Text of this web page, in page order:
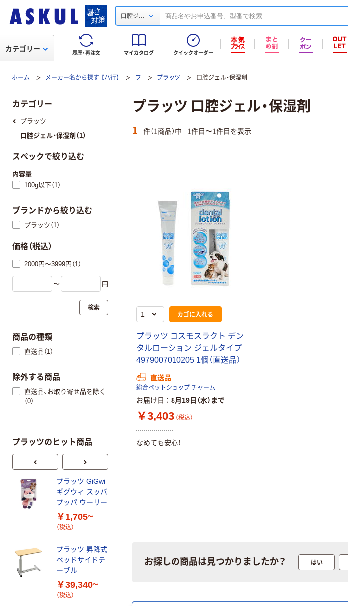
口腔ジ...
履歴・再注文 マイカタログ クイックオーダー
カテゴリー
ホーム メーカー名から探す-【ハ行】 フ プラッツ 口腔ジェル・保湿剤
プラッツ 口腔ジェル・保湿剤
1 件（1商品）中 1件目〜1件目を表示
カゴに入れる
プラッツ コスモスラクト デン
タルローション ジェルタイプ
4979007010205 1個（直送品）
直送品
総合ペットショップ チャーム
お届け日 8月19日（水）まで
￥3,403 （税込）
なめても安心！
お探しの商品は見つかりましたか？ はい
カテゴリー
プラッツ
口腔ジェル・保湿剤（1）
スペックで絞り込む
内容量
100g以下（1）
ブランドから絞り込む
プラッツ（1）
価格（税込）
2000円～3999円（1）
〜 円
検索
商品の種類
直送品（1）
除外する商品
直送品、お取り寄せ品を除く
（0）
プラッツのヒット商品
プラッツ GiGwi
ギグウィ スッパ
プッパ ウーリー
￥1,705~
（税込）
プラッツ 昇降式
ベッドサイドテ
ーブル
￥39,340~
（税込）
￥930~ （税込）
ベッド用】ロン
ー